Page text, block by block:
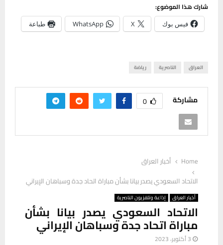
شارك هذا الموضوع:
فيس بوك X
WhatsApp طباعة
العراق الناصرية رياضة
مشاركة 0
Home
أخبار العراق
الاتحاد السعودي يصدر بيانا بشأن مباراة اتحاد جدة وسباهان الإيراني
أخبار العراق إذاعة وتلفزيون الناصرية
الاتحاد السعودي يصدر بيانا بشأن
مباراة اتحاد جدة وسباهان الإيراني
3 أكتوبر، 2023